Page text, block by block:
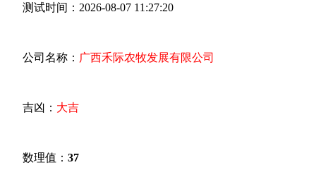
测试时间：2026-08-07 11:27:20
公司名称： 广西禾际农牧发展有限公司
吉凶： 大吉
数理值： 37